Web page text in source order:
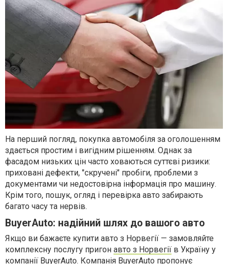
На перший погляд, покупка автомобіля за оголошенням
здається простим і вигідним рішенням. Однак за
фасадом низьких цін часто ховаються суттєві ризики:
приховані дефекти, "скручені" пробіги, проблеми з
документами чи недостовірна інформація про машину.
Крім того, пошук, огляд і перевірка авто забирають
багато часу та нервів.
BuyerAuto: надійний шлях до вашого авто
Якщо ви бажаєте купити авто з Норвегії — замовляйте
комплексну послугу пригон авто з Норвегії в Україну у
компанії BuyerAuto. Компанія BuyerAuto пропонує